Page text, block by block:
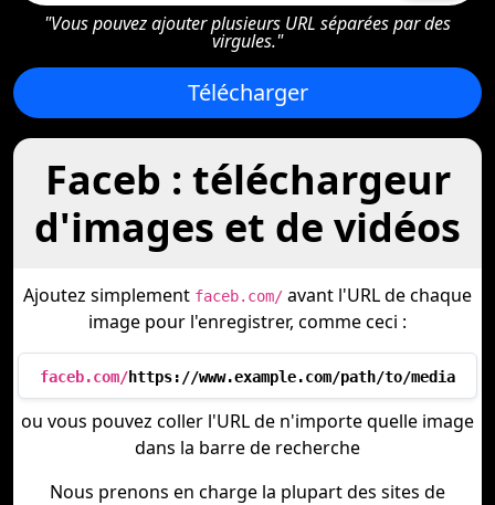
"Vous pouvez ajouter plusieurs URL séparées par des
virgules."
Télécharger
Faceb : téléchargeur
d'images et de vidéos
Ajoutez simplement faceb.com/ avant l'URL de chaque
image pour l'enregistrer, comme ceci :
faceb.com/https://www.example.com/path/to/media
ou vous pouvez coller l'URL de n'importe quelle image
dans la barre de recherche
Nous prenons en charge la plupart des sites de